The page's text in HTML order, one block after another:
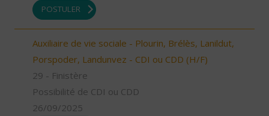
POSTULER
Auxiliaire de vie sociale - Plourin, Brélès, Lanildut,
Porspoder, Landunvez - CDI ou CDD (H/F)
29 - Finistère
Possibilité de CDI ou CDD
26/09/2025